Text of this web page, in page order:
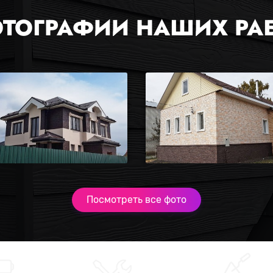
НАШИХ
Посмотреть все фото